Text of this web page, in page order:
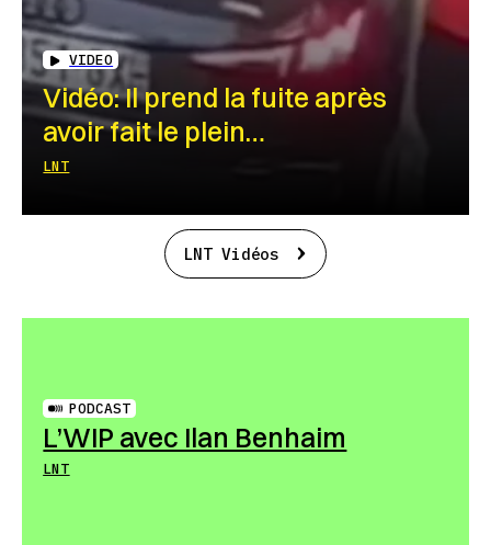
VIDEO
Vidéo: Il prend la fuite après
avoir fait le plein…
LNT
LNT Vidéos
PODCAST
L’WIP avec Ilan Benhaim
LNT